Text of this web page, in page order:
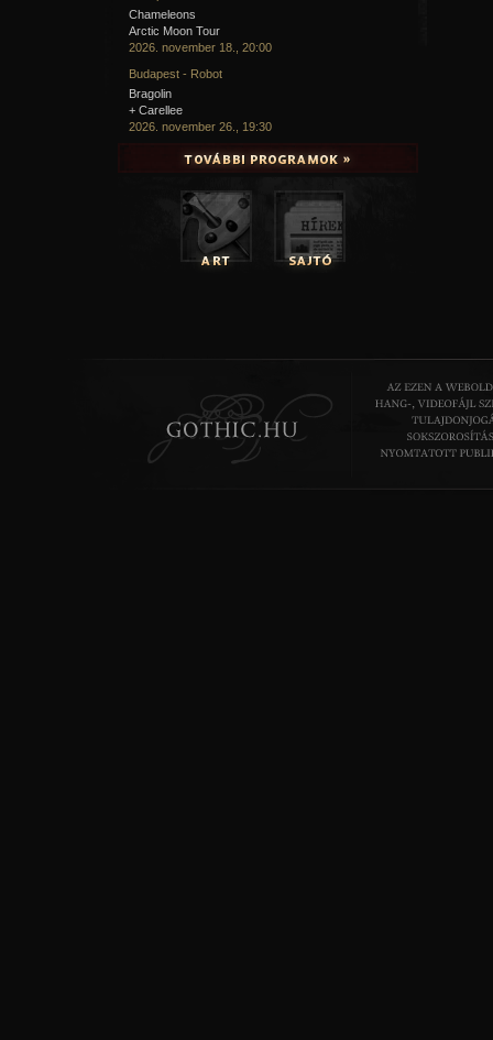
Chameleons
Arctic Moon Tour
2026. november 18., 20:00
Budapest - Robot
Bragolin
+ Carellee
2026. november 26., 19:30